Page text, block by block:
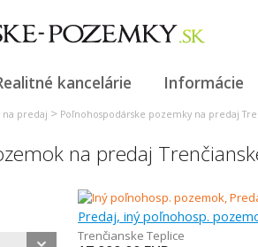
kancelárie Informácie
na predaj > Poľnohospodárske pozemky na predaj
na predaj
Predaj, iný poľnohosp.
Trenčianske Teplice